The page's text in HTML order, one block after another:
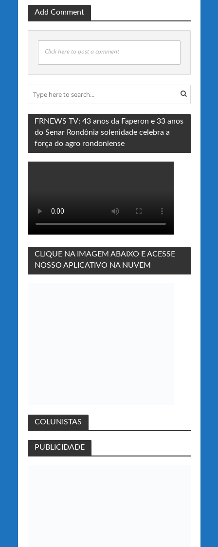
Add Comment
Click here to post a comment
FRNEWS TV: 43 anos da Faperon e 33 anos
do Senar Rondônia solenidade celebra a
força do agro rondoniense
CLIQUE NA IMAGEM ABAIXO E ACESSE
NOSSO APLICATIVO NA NUVEM
COLUNISTAS
PUBLICIDADE